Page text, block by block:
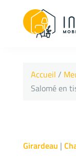
Accueil /
Salomé en
Girardeau |